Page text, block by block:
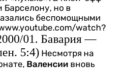
но в
беспомощными
watch?
01. Бавария —
5:4) Несмотря на
Валенсии вновь